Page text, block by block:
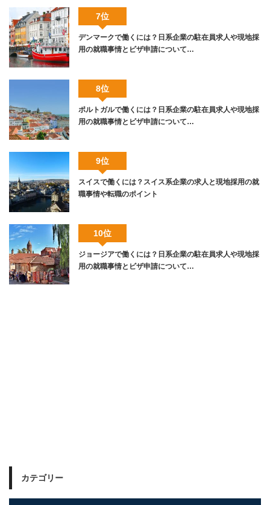
7位
デンマークで働くには？日系企業の駐在員求人や現地採
用の就職事情とビザ申請について…
8位
ポルトガルで働くには？日系企業の駐在員求人や現地採
用の就職事情とビザ申請について…
9位
スイスで働くには？スイス系企業の求人と現地採用の就
職事情や転職のポイント
10位
ジョージアで働くには？日系企業の駐在員求人や現地採
用の就職事情とビザ申請について…
カテゴリー